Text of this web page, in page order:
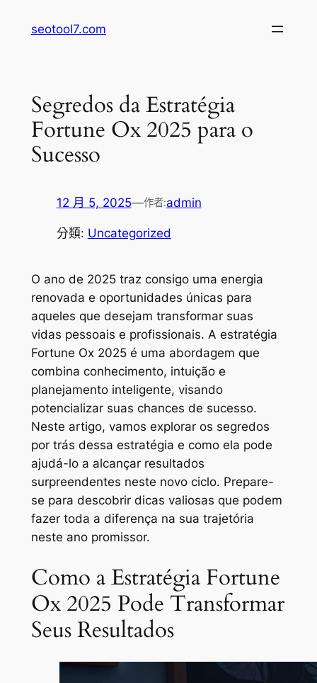
seotool7.com
Segredos da Estratégia
Fortune Ox 2025 para o
Sucesso
12 月 5, 2025—作者:admin
分類: Uncategorized
O ano de 2025 traz consigo uma energia
renovada e oportunidades únicas para
aqueles que desejam transformar suas
vidas pessoais e profissionais. A estratégia
Fortune Ox 2025 é uma abordagem que
combina conhecimento, intuição e
planejamento inteligente, visando
potencializar suas chances de sucesso.
Neste artigo, vamos explorar os segredos
por trás dessa estratégia e como ela pode
ajudá-lo a alcançar resultados
surpreendentes neste novo ciclo. Prepare-
se para descobrir dicas valiosas que podem
fazer toda a diferença na sua trajetória
neste ano promissor.
Como a Estratégia Fortune
Ox 2025 Pode Transformar
Seus Resultados